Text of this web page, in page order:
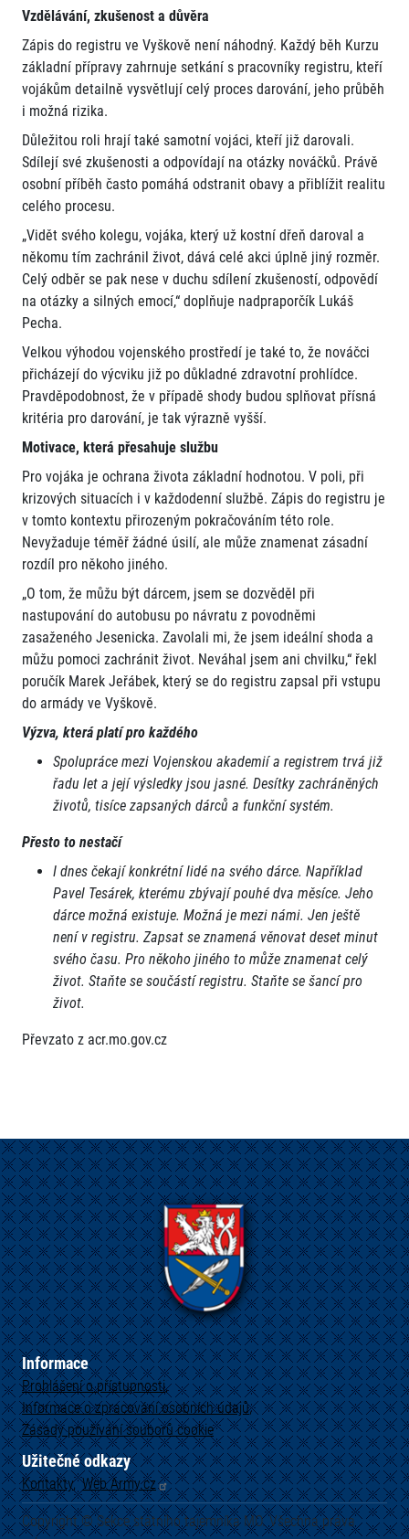
Vzdělávání, zkušenost a důvěra
Zápis do registru ve Vyškově není náhodný. Každý běh Kurzu
základní přípravy zahrnuje setkání s pracovníky registru, kteří
vojákům detailně vysvětlují celý proces darování, jeho průběh
i možná rizika.
Důležitou roli hrají také samotní vojáci, kteří již darovali.
Sdílejí své zkušenosti a odpovídají na otázky nováčků. Právě
osobní příběh často pomáhá odstranit obavy a přiblížit realitu
celého procesu.
„Vidět svého kolegu, vojáka, který už kostní dřeň daroval a
někomu tím zachránil život, dává celé akci úplně jiný rozměr.
Celý odběr se pak nese v duchu sdílení zkušeností, odpovědí
na otázky a silných emocí,“ doplňuje nadpraporčík Lukáš
Pecha.
Velkou výhodou vojenského prostředí je také to, že nováčci
přicházejí do výcviku již po důkladné zdravotní prohlídce.
Pravděpodobnost, že v případě shody budou splňovat přísná
kritéria pro darování, je tak výrazně vyšší.
Motivace, která přesahuje službu
Pro vojáka je ochrana života základní hodnotou. V poli, při
krizových situacích i v každodenní službě. Zápis do registru je
v tomto kontextu přirozeným pokračováním této role.
Nevyžaduje téměř žádné úsilí, ale může znamenat zásadní
rozdíl pro někoho jiného.
„O tom, že můžu být dárcem, jsem se dozvěděl při
nastupování do autobusu po návratu z povodněmi
zasaženého Jesenicka. Zavolali mi, že jsem ideální shoda a
můžu pomoci zachránit život. Neváhal jsem ani chvilku,“ řekl
poručík Marek Jeřábek, který se do registru zapsal při vstupu
do armády ve Vyškově.
Výzva, která platí pro každého
Spolupráce mezi Vojenskou akademií a registrem trvá již
řadu let a její výsledky jsou jasné. Desítky zachráněných
životů, tisíce zapsaných dárců a funkční systém.
Přesto to nestačí
I dnes čekají konkrétní lidé na svého dárce. Například
Pavel Tesárek, kterému zbývají pouhé dva měsíce. Jeho
dárce možná existuje. Možná je mezi námi. Jen ještě
není v registru. Zapsat se znamená věnovat deset minut
svého času. Pro někoho jiného to může znamenat celý
život. Staňte se součástí registru. Staňte se šancí pro
život.
Převzato z acr.mo.gov.cz
Informace
Prohlášení o přístupnosti
Informace o zpracování osobních údajů
Zásady používání souborů cookie
Užitečné odkazy
Kontakty WebArmy.cz
Copyright © Sekce státního tajemníka MO. Všechna práva